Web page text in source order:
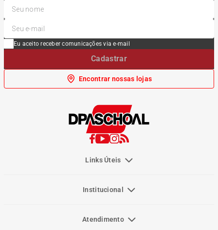
Eu aceito receber comunicações via e-mail
Cadastrar
Encontrar nossas lojas
Links Úteis
Institucional
Atendimento